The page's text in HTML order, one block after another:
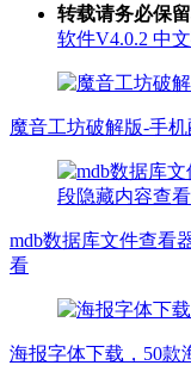
转载请务必保
软件V4.0.2 中
魔音工坊破解版-手
mdb数据库文件查看
看
海报字体下载，50款